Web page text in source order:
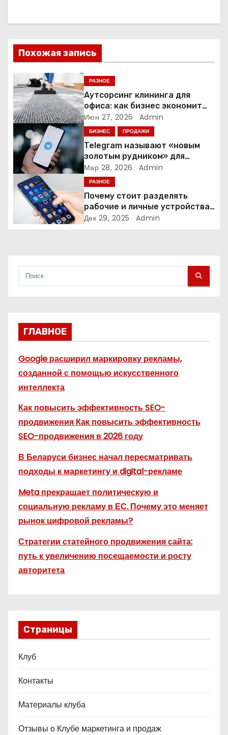
ц
и
я
п
о
з
а
п
и
с
Похожая запись
РАЗНОЕ
Аутсорсинг клининга для
офиса: как бизнес экономит
время и деньги на уборке
Июн 27, 2026 Admin
БИЗНЕС ПРОДАЖИ
Telegram называют «новым
золотым рудником» для
креаторов: как блогеры
создают онлайн-бизнес
Мар 28, 2026 Admin
РАЗНОЕ
Почему стоит разделять
рабочие и личные устройства
— и чем опасно всё смешивать
Дек 29, 2025 Admin
ГЛАВНОЕ
Google расширил маркировку рекламы,
созданной с помощью искусственного
интеллекта
Как повысить эффективность SEO-
продвижения Как повысить эффективность
SEO-продвижения в 2026 году
В Беларуси бизнес начал пересматривать
подходы к маркетингу и digital-рекламе
Meta прекращает политическую и
социальную рекламу в ЕС. Почему это меняет
рынок цифровой рекламы?
Стратегии статейного продвижения сайта:
путь к увеличению посещаемости и росту
авторитета
Страницы
Клуб
Контакты
Материалы клуба
Отзывы о Клубе маркетинга и продаж